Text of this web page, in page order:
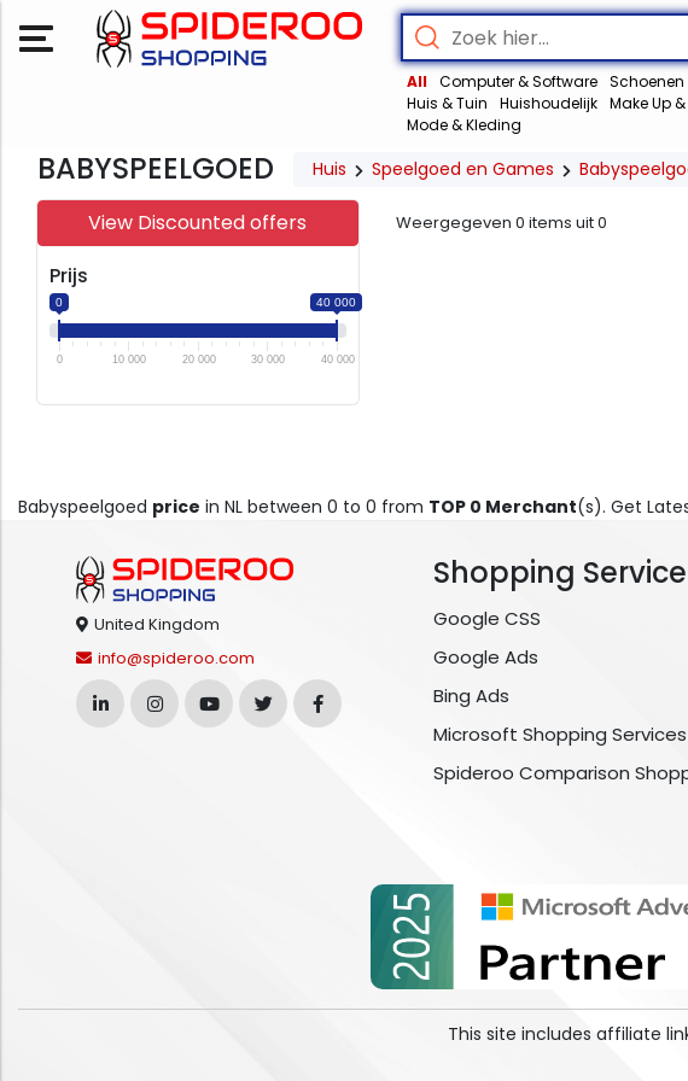
All Computer & Software Schoenen
Huis & Tuin
Huishoudelijk Make Up
Mode & Kleding
BABYSPEELGOED Huis Speelgoed en Games
View Discounted offers
Prijs
0 40 000
0 10 000 20 000 30 000 40 000
Weergegeven 0 items uit0
Babyspeelgoed price in NL between 0 to 0 from TOP 0 Merchant(s). Get
United Kingdom
info@spideroo.com
Shopping Service
Google CSS
Google Ads
Bing Ads
Microsoft Shopping Services
Spideroo Comparison
This site includes affiliate